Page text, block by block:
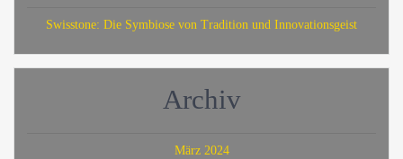
Swisstone: Die Symbiose von Tradition und Innovationsgeist
Archiv
März 2024